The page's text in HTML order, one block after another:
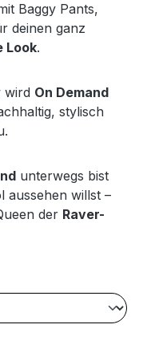
Baggy Pants,
deinen ganz
Look.
wird On Demand
stylisch
unterwegs bist
aussehen willst –
der Raver-